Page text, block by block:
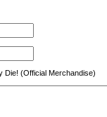
Die! (Official Merchandise)